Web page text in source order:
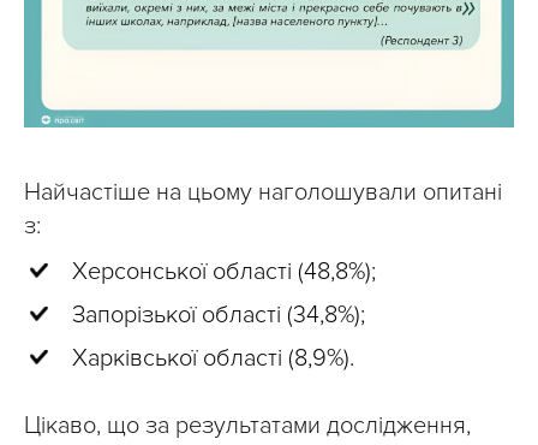
Найчастіше на цьому наголошували опитані
з:
Херсонської області (48,8%);
Запорізької області (34,8%);
Харківської області (8,9%).
Цікаво, що за результатами дослідження,